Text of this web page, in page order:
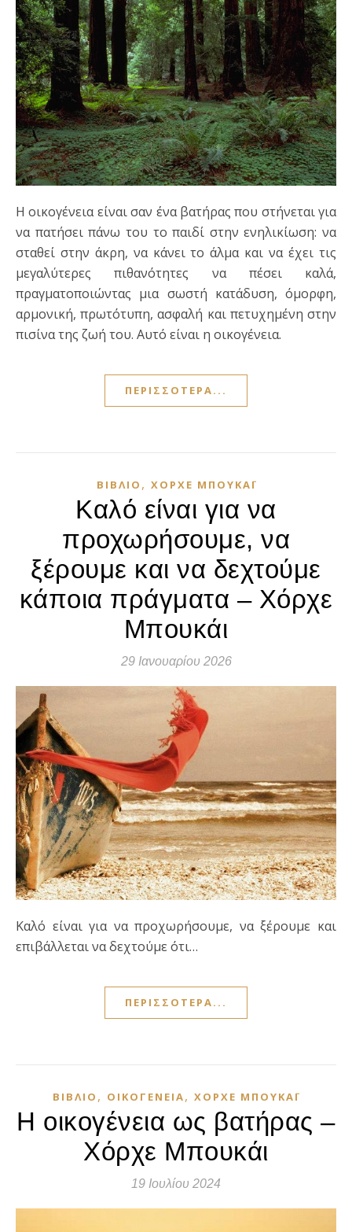
Η οικογένεια είναι σαν ένα βατήρας που στήνεται για
να πατήσει πάνω του το παιδί στην ενηλικίωση: να
σταθεί στην άκρη, να κάνει το άλμα και να έχει τις
μεγαλύτερες πιθανότητες να πέσει καλά,
πραγματοποιώντας μια σωστή κατάδυση, όμορφη,
αρμονική, πρωτότυπη, ασφαλή και πετυχημένη στην
πισίνα της ζωή του. Αυτό είναι η οικογένεια.
ΠΕΡΙΣΣΌΤΕΡΑ...
ΒΙΒΛΊΟ , ΧΌΡΧΕ ΜΠΟΥΚΆΙ
Καλό είναι για να
προχωρήσουμε, να
ξέρουμε και να δεχτούμε
κάποια πράγματα – Χόρχε
Μπουκάι
29 Ιανουαρίου 2026
Καλό είναι για να προχωρήσουμε, να ξέρουμε και
επιβάλλεται να δεχτούμε ότι…
ΠΕΡΙΣΣΌΤΕΡΑ...
ΒΙΒΛΊΟ , ΟΙΚΟΓΈΝΕΙΑ, ΧΌΡΧΕ ΜΠΟΥΚΆΙ
Η οικογένεια ως βατήρας –
Χόρχε Μπουκάι
19 Ιουλίου 2024